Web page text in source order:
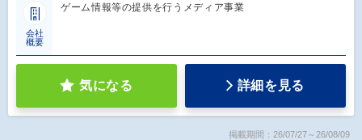
会社
概要
ゲーム情報等の提供を行うメディア事業
気になる 詳細を見る
掲載期間：26/07/27～26/08/09